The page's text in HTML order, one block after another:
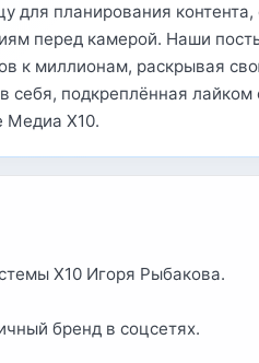
для планирования
перед камерой. Наши
к миллионам, раскрывая
себя, подкреплённая
Медиа Х10.
Х10 Игоря Рыбакова.
бренд в соцсетях.